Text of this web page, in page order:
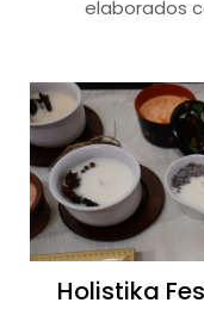
elaborados
Holistika